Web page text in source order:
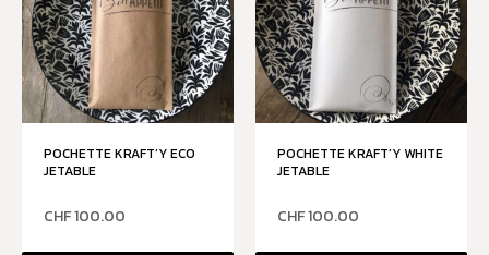
POCHETTE KRAFT’Y ECO
JETABLE
CHF100.00
POCHETTE KRAFT’Y WHITE
JETABLE
CHF100.00